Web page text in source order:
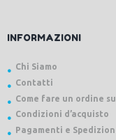
INFORMAZIONI
Chi Siamo
Contatti
Come fare un ordine
Condizioni d’acquisto
Pagamenti e